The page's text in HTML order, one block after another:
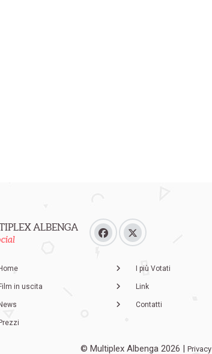
ALBENGA
Home
Film in uscita
News
Prezzi
I più Votati
Link
Contatti
© Multiplex Albenga 2026 |Privacy